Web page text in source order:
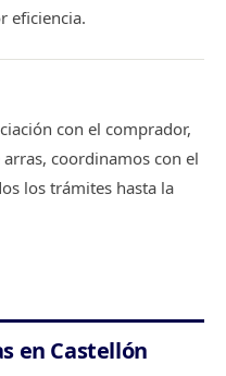
eficiencia.
con el comprador,
coordinamos con el
los trámites hasta la
en Castellón